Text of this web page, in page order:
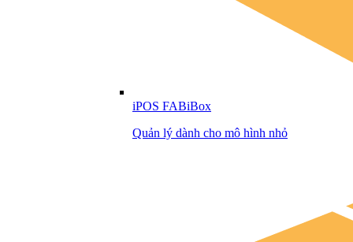
iPOS FABiBox
Quản lý dành cho mô hình nhỏ